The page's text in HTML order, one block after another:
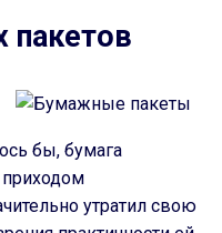
бы, бумага
утратил свою